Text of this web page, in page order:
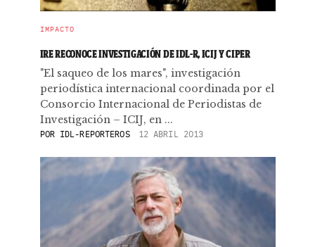
IMPACTO
IRE RECONOCE INVESTIGACIÓN DE IDL-R, ICIJ Y CIPER
"El saqueo de los mares", investigación
periodística internacional coordinada por el
Consorcio Internacional de Periodistas de
Investigación – ICIJ, en ...
POR IDL-REPORTEROS 12 ABRIL 2013